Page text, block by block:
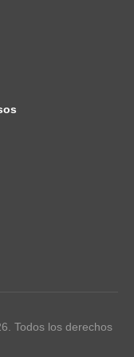
Todos los derechos